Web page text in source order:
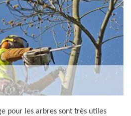
pour les arbres sont très utiles